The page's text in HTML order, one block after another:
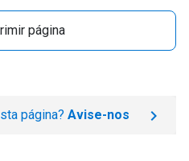
página
página? Avise-nos